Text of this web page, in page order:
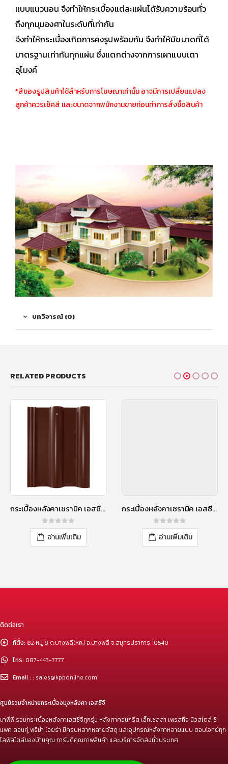
แบบแนวนอน จึงทำให้กระเบื้องแต่ละแผ่นได้รับความร้อนทั่ว
ถึงทุกมุมองศาในระดับที่เท่ากัน
จึงทำให้กระเบื้องเกิดการคงรูปพร้อมกัน จึงทำให้มีขนาดที่ได้
มาตรฐานเท่ากันทุกแผ่น ซึ่งแตกต่างจากการเผาแบบเตา
อุโมงค์
*สีของรูปสินค้าใช้สำหรับการโฆษณาเท่านั้น อาจมีการเปลี่ยนแปลง
ลูกค้าควรเช็คสี เเละขนาดจากพนักงานขายก่อนทำการสั่งซื้อสินค้า
บทวิจารณ์ (0)
RELATED PRODUCTS
กระเบื้องหลังคาเซรามิค เอสซีจี รุ่นเอ็กซ์เซลล่า คลาสสิค สีเรด แซปไฟร์
0out of 5
อ่านเพิ่มเติม
กระเบื้องหลังคาเซรามิค เอสซีจี รุ่นเอ็กซ์เซลล่า คลาสสิค สีกรีนเจไดท์
0out of 5
อ่านเพิ่มเติม
ติดต่อเรา
ที่ตั้ง: 82 หมู่ 8 ต.บางพลีใหญ่ อ.บางพลี จ.สมุทรปราการ 10540
โทร: 087-443-7777
Email : : sales@kpponline.com
ศูนย์รวมจำหน่ายกระเบื้องมุงหลังคา เอสซีจี
เคพีพี รวมกระเบื้องหลังคาเอสซีจีทุกรุ่น หลังคาคอนกรีต เอ็กเซลล่า เพรสทีจ นิวสไตล์ ซี
แพค ลอนคู่ พรีม่า ไอยร่า มีครบหลากหลายวัสดุ และอุปกรณ์หลังคาหลายแบบ ตอบโจทย์ทุก
ไลฟ์สไตล์ของบ้านคุณ การันตีคุณภาพสินค้า และบริการจัดส่งทั่วประเทศ